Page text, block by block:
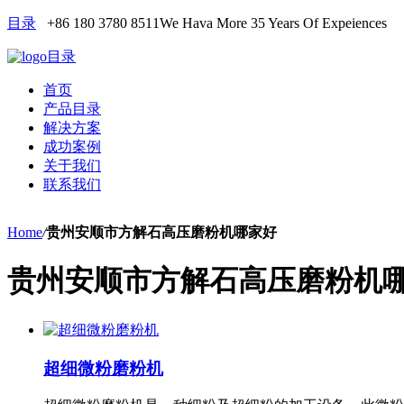
目录 +86 180 3780 8511We Hava More 35 Years Of Expeiences
目录
首页
产品目录
解决方案
成功案例
关于我们
联系我们
Home/贵州安顺市方解石高压磨粉机哪家好
贵州安顺市方解石高压磨粉机
超细微粉磨粉机